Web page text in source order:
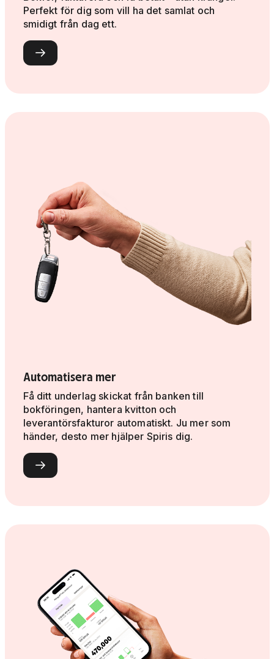
Perfekt för dig som vill ha det samlat och
smidigt från dag ett.

Automatisera mer
Få ditt underlag skickat från banken till
bokföringen, hantera kvitton och
leverantörsfakturor automatiskt. Ju mer som
händer, desto mer hjälper Spiris dig.
